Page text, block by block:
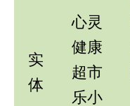
实
体
心灵
健康
超市
乐小